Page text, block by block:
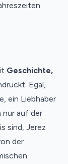
Geschichte,
Egal,
ein Liebhaber
nur auf der
sind, Jerez
der